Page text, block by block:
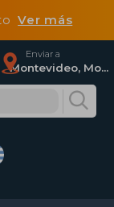
Ver más
Enviar a
Montevideo, Montevideo